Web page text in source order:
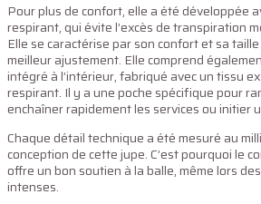
Pour plus de confort, elle a été développée
respirant, qui évite l’excès de transpiration
Elle se caractérise par son confort et sa
meilleur ajustement. Elle comprend
intégré à l’intérieur, fabriqué avec un tissu
respirant. Il y a une poche spécifique pour
enchaîner rapidement les services ou initier
Chaque détail technique a été mesuré au
conception de cette jupe. C’est pourquoi le
offre un bon soutien à la balle, même lors
intenses.